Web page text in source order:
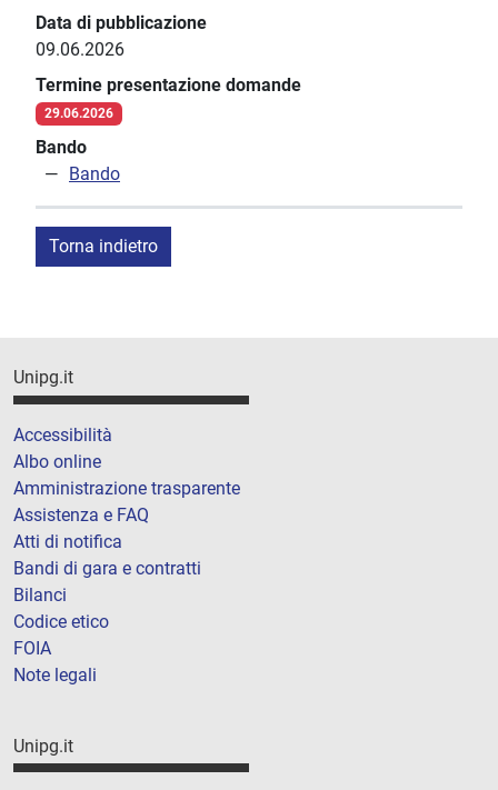
Data di pubblicazione
09.06.2026
Termine presentazione domande
29.06.2026
Bando
Bando
Torna indietro
Unipg.it
Accessibilità
Albo online
Amministrazione trasparente
Assistenza e FAQ
Atti di notifica
Bandi di gara e contratti
Bilanci
Codice etico
FOIA
Note legali
Unipg.it